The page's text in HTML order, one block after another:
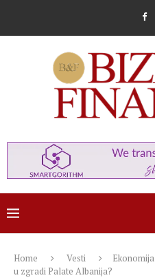
Home Vesti Ekonomija
u zgradi Palate Albanija?